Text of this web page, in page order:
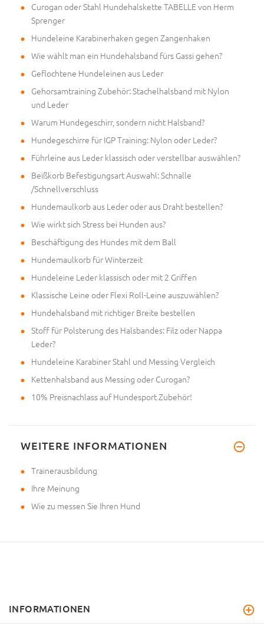
Curogan oder Stahl Hundehalskette TABELLE von Herm
Sprenger
Hundeleine Karabinerhaken gegen Zangenhaken
Wie wählt man ein Hundehalsband fürs Gassi gehen?
Geflochtene Hundeleinen aus Leder
Gehorsamtraining Zubehör: Stachelhalsband mit Nylon
und Leder
Warum Hundegeschirr, sondern nicht Halsband?
Hundegeschirre für IGP Training: Nylon oder Leder?
Führleine aus Leder klassisch oder verstellbar auswählen?
Beißkorb Befestigungsart Auswahl: Schnalle
/Schnellverschluss
Hundemaulkorb aus Leder oder aus Draht bestellen?
Wie wirkt sich Stress bei Hunden aus?
Beschäftigung des Hundes mit dem Ball
Hundemaulkorb für Winterzeit
Hundeleine Leder klassisch oder mit 2 Griffen
Klassische Leine oder Flexi Roll-Leine auszuwählen?
Hundehalsband mit richtiger Breite bestellen
Stoff für Polsterung des Halsbandes: Filz oder Nappa
Leder?
Hundeleine Karabiner Stahl und Messing Vergleich
Kettenhalsband aus Messing oder Curogan?
10% Preisnachlass auf Hundesport Zubehör!
WEITERE INFORMATIONEN
Trainerausbildung
Ihre Meinung
Wie zu messen Sie Ihren Hund
INFORMATIONEN